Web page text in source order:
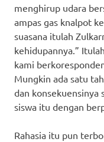
menghirup udara
ampas gas knalpot
suasana itulah
kehidupannya.”
kami
Mungkin ada satu
dan konsekuensinya
siswa itu dengan
Rahasia itu pun